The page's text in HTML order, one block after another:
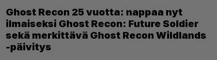
Ghost Recon 25 vuotta: nappaa nyt
ilmaiseksi Ghost Recon: Future Soldier
sekä merkittävä Ghost Recon Wildlands
-päivitys